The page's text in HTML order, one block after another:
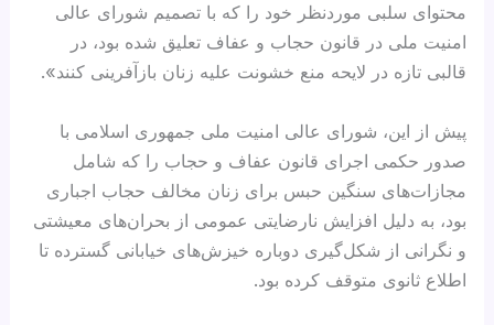
محتوای سلبی موردنظر خود را که با تصمیم شورای عالی
امنیت ملی در قانون حجاب و عفاف تعلیق شده بود، در
قالبی تازه‌ در لایحه منع خشونت علیه زنان بازآفرینی کنند».
پیش از این، شورای عالی امنیت ملی جمهوری اسلامی با
صدور حکمی اجرای قانون عفاف و حجاب را که شامل
مجازات‌های سنگین حبس برای زنان مخالف حجاب اجباری
بود، به‌ دلیل افزایش نارضایتی عمومی از بحران‌های معیشتی
و نگرانی از شکل‌گیری دوباره خیزش‌های خیابانی گسترده تا
اطلاع ثانوی متوقف کرده بود.